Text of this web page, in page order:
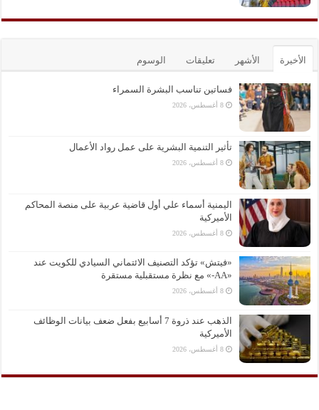
الأخيرة الأشهر تعليقات الوسوم
فساتين تناسب البشرة السمراء
8 أغسطس، 2026
تأثير التنمية البشرية على عمل رواد الأعمال
8 أغسطس، 2026
اليمنية أسماء علي أول قاضية عربية على منصة المحاكم
الأميركية
8 أغسطس، 2026
«فيتش» تؤكد التصنيف الائتماني السيادي للكويت عند
«AA-» مع نظرة مستقبلية مستقرة
8 أغسطس، 2026
الذهب عند ذروة 7 أسابيع بفعل ضعف بيانات الوظائف
الأميركية
8 أغسطس، 2026